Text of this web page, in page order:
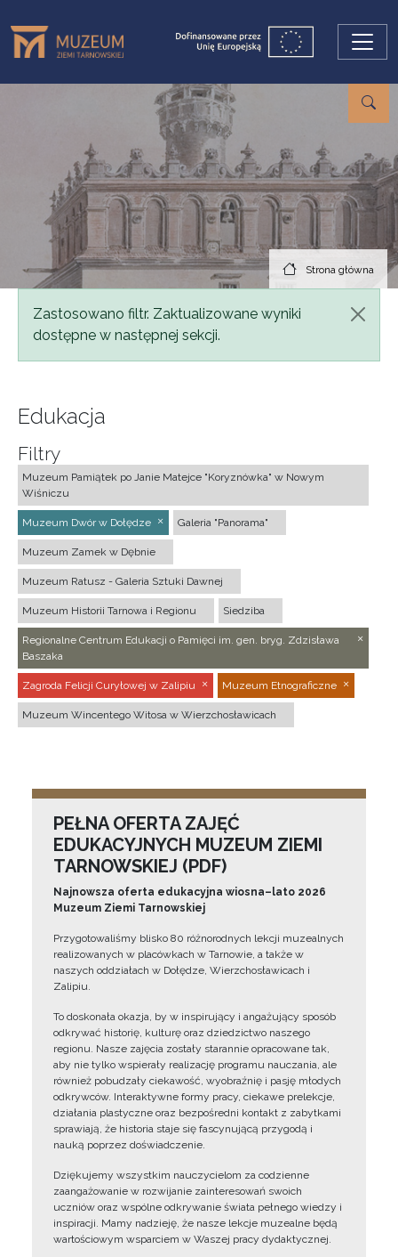
Strona główna
Komunikat
Zastosowano filtr. Zaktualizowane wyniki
dostępne w następnej sekcji.
Edukacja
Filtry
Muzeum Pamiątek po Janie Matejce "Koryznówka" w Nowym
Wiśniczu
Muzeum Dwór w Dołędze Galeria "Panorama"
Muzeum Zamek w Dębnie
Muzeum Ratusz - Galeria Sztuki Dawnej
Muzeum Historii Tarnowa i Regionu Siedziba
Regionalne Centrum Edukacji o Pamięci im. gen. bryg. Zdzisława
Baszaka
Zagroda Felicji Curyłowej w Zalipiu Muzeum Etnograficzne
Muzeum Wincentego Witosa w Wierzchosławicach
PEŁNA OFERTA ZAJĘĆ
EDUKACYJNYCH MUZEUM ZIEMI
TARNOWSKIEJ (PDF)
Najnowsza oferta edukacyjna wiosna–lato 2026
Muzeum Ziemi Tarnowskiej
Przygotowaliśmy blisko 80 różnorodnych lekcji muzealnych
realizowanych w placówkach w Tarnowie, a także w
naszych oddziałach w Dołędze, Wierzchosławicach i
Zalipiu.
To doskonała okazja, by w inspirujący i angażujący sposób
odkrywać historię, kulturę oraz dziedzictwo naszego
regionu. Nasze zajęcia zostały starannie opracowane tak,
aby nie tylko wspierały realizację programu nauczania, ale
również pobudzały ciekawość, wyobraźnię i pasję młodych
odkrywców. Interaktywne formy pracy, ciekawe prelekcje,
działania plastyczne oraz bezpośredni kontakt z zabytkami
sprawiają, że historia staje się fascynującą przygodą i
nauką poprzez doświadczenie.
Dziękujemy wszystkim nauczycielom za codzienne
zaangażowanie w rozwijanie zainteresowań swoich
uczniów oraz wspólne odkrywanie świata pełnego wiedzy i
inspiracji. Mamy nadzieję, że nasze lekcje muzealne będą
wartościowym wsparciem w Waszej pracy dydaktycznej.